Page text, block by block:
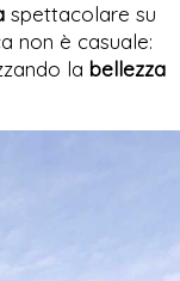
spettacolare su
non è casuale:
la bellezza